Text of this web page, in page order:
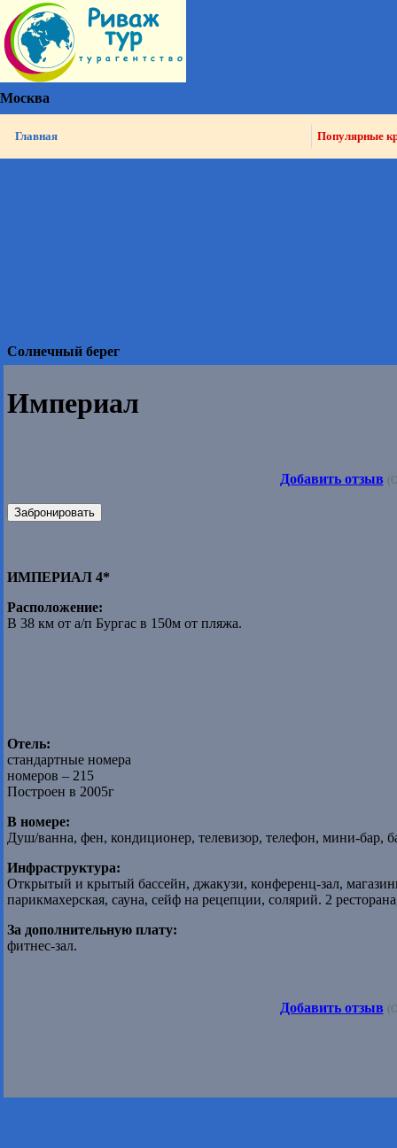
Москва
Главная Популярные
Солнечный берег
Империал
Добавить отзыв
Забронировать
ИМПЕРИАЛ 4*
Расположение:
В 38 км от а/п Бургас в 150м от пляжа.
Отель:
стандартные номера
номеров – 215
Построен в 2005г
В номере:
Душ/ванна, фен, кондиционер, телевизор, телефон, мини-бар,
Инфраструктура:
Открытый и крытый бассейн, джакузи, конференц-зал,
парикмахерская, сауна, сейф на рецепции, солярий. 2
За дополнительную плату:
фитнес-зал.
Добавить отзыв